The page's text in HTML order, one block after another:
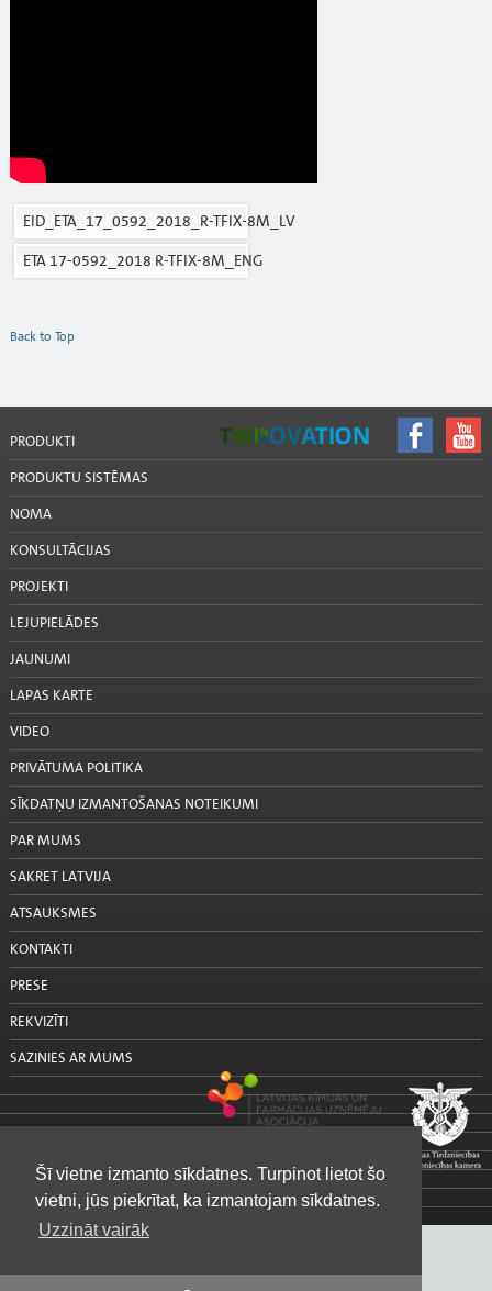
Šī vietne izmanto sīkdatnes. Turpinot lietot šo
vietni, jūs piekrītat, ka izmantojam sīkdatnes.
Uzzināt vairāk
EID_ETA_17_0592_2018_R-TFIX-8M_LV
ETA 17-0592_2018 R-TFIX-8M_ENG
Back to Top
PRODUKTI
PRODUKTU SISTĒMAS
NOMA
KONSULTĀCIJAS
PROJEKTI
LEJUPIELĀDES
JAUNUMI
LAPAS KARTE
VIDEO
PRIVĀTUMA POLITIKA
SĪKDATŅU IZMANTOŠANAS NOTEIKUMI
PAR MUMS
SAKRET LATVIJA
ATSAUKSMES
KONTAKTI
PRESE
REKVIZĪTI
SAZINIES AR MUMS